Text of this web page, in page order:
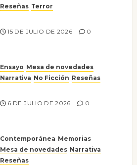
Reseñas Terror
15 DE JULIO DE 2026 0
Ensayo Mesa de novedades
Narrativa No Ficción Reseñas
6 DE JULIO DE 2026 0
Contemporánea Memorias
Mesa de novedades Narrativa
Reseñas